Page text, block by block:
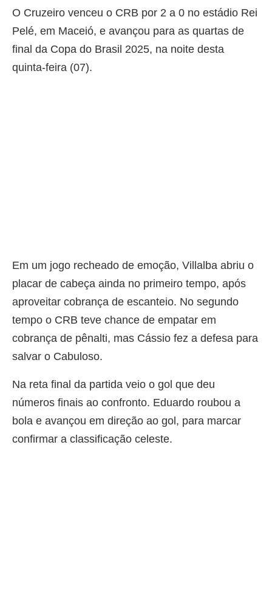
O Cruzeiro venceu o CRB por 2 a 0 no estádio Rei
Pelé, em Maceió, e avançou para as quartas de
final da Copa do Brasil 2025, na noite desta
quinta-feira (07).
Em um jogo recheado de emoção, Villalba abriu o
placar de cabeça ainda no primeiro tempo, após
aproveitar cobrança de escanteio. No segundo
tempo o CRB teve chance de empatar em
cobrança de pênalti, mas Cássio fez a defesa para
salvar o Cabuloso.
Na reta final da partida veio o gol que deu
números finais ao confronto. Eduardo roubou a
bola e avançou em direção ao gol, para marcar
confirmar a classificação celeste.